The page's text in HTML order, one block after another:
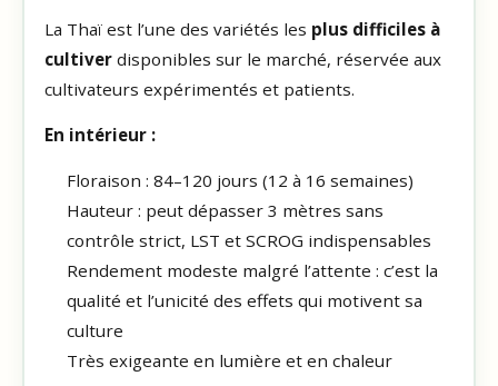
La Thaï est l’une des variétés les plus difficiles à
cultiverdisponibles sur le marché, réservée aux
cultivateurs expérimentés et patients.
En intérieur :
Floraison : 84–120 jours (12 à 16 semaines)
Hauteur : peut dépasser 3 mètres sans
contrôle strict, LST et SCROG indispensables
Rendement modeste malgré l’attente : c’est la
qualité et l’unicité des effets qui motivent sa
culture
Très exigeante en lumière et en chaleur